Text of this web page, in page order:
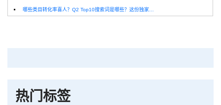
哪些类目转化率喜人？Q2 Top10搜索词是哪些？这份独家报告来解答！
热门标签